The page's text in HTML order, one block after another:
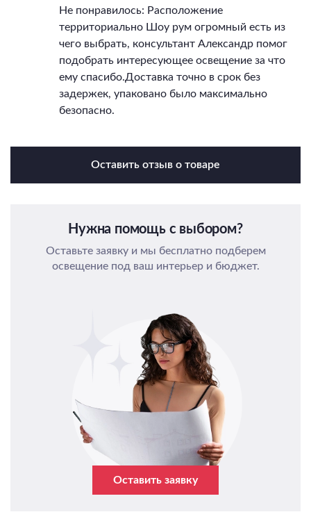
Не понравилось: Расположение
территориально Шоу рум огромный есть из
чего выбрать, консультант Александр помог
подобрать интересующее освещение за что
ему спасибо.Доставка точно в срок без
задержек, упаковано было максимально
безопасно.
Оставить отзыв о товаре
Нужна помощь с выбором?
Оставьте заявку и мы бесплатно подберем
освещение под ваш интерьер и бюджет.
Оставить заявку